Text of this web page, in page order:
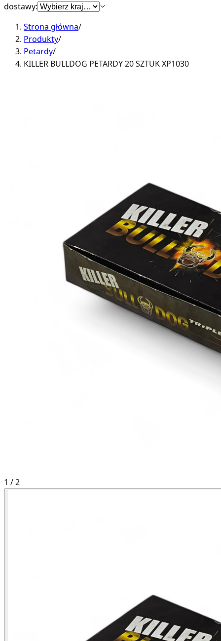
dostawy:
Strona główna/
Produkty/
Petardy/
KILLER BULLDOG PETARDY 20 SZTUK XP1030
1 /2